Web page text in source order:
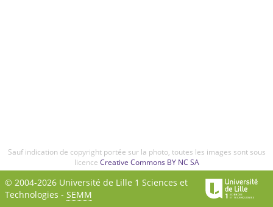
Sauf indication de copyright portée sur la photo, toutes les images sont sous
licence Creative Commons BY NC SA
© 2004-2026 Université de Lille 1 Sciences et
Technologies - SEMM